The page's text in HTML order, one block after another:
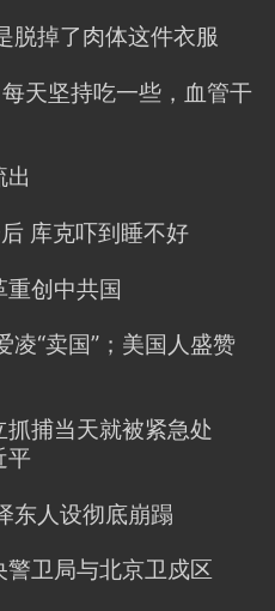
脱掉了肉体这件衣服
天坚持吃一些，血管干
库克吓到睡不好
创中共国
“卖国”；美国人盛赞
捕当天就被紧急处
平
东人设彻底崩蹋
卫局与北京卫戍区